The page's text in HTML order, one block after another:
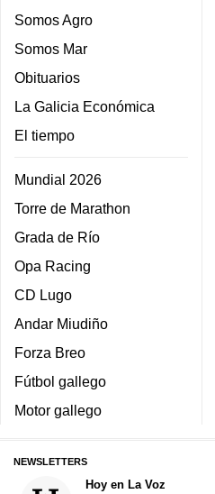
Somos Agro
Somos Mar
Obituarios
La Galicia Económica
El tiempo
Mundial 2026
Torre de Marathon
Grada de Río
Opa Racing
CD Lugo
Andar Miudiño
Forza Breo
Fútbol gallego
Motor gallego
NEWSLETTERS
Hoy en La Voz